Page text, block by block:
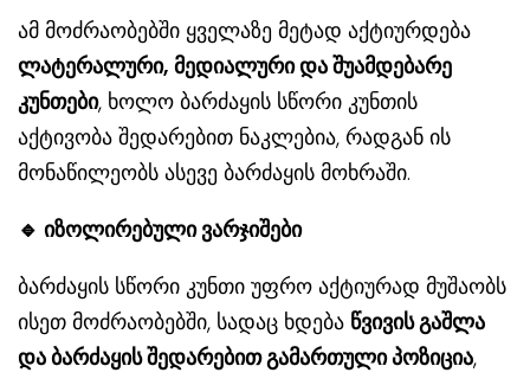
ამ მოძრაობებში ყველაზე მეტად აქტიურდება
ლატერალური, მედიალური და შუამდებარე
კუნთები, ხოლო ბარძაყის სწორი კუნთის
აქტივობა შედარებით ნაკლებია, რადგან ის
მონაწილეობს ასევე ბარძაყის მოხრაში.
🔹 იზოლირებული ვარჯიშები
ბარძაყის სწორი კუნთი უფრო აქტიურად მუშაობს
ისეთ მოძრაობებში, სადაც ხდება წვივის გაშლა
და ბარძაყის შედარებით გამართული პოზიცია,